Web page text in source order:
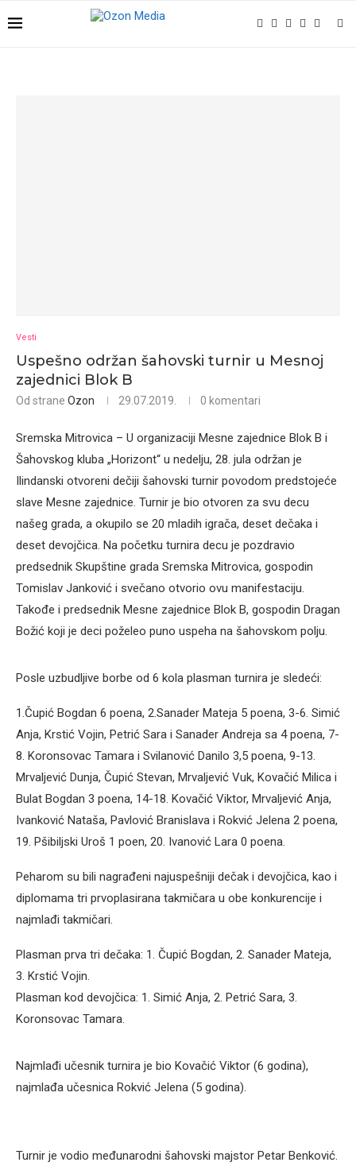
Vesti
Uspešno održan šahovski turnir u Mesnoj
zajednici Blok B
Od strane Ozon 29.07.2019. 0 komentari
Sremska Mitrovica – U organizaciji Mesne zajednice Blok B i
Šahovskog kluba „Horizont“ u nedelju, 28. jula održan je
Ilindanski otvoreni dečiji šahovski turnir povodom predstojeće
slave Mesne zajednice. Turnir je bio otvoren za svu decu
našeg grada, a okupilo se 20 mladih igrača, deset dečaka i
deset devojčica. Na početku turnira decu je pozdravio
predsednik Skupštine grada Sremska Mitrovica, gospodin
Tomislav Janković i svečano otvorio ovu manifestaciju.
Takođe i predsednik Mesne zajednice Blok B, gospodin Dragan
Božić koji je deci poželeo puno uspeha na šahovskom polju.
Posle uzbudljive borbe od 6 kola plasman turnira je sledeći:
1.Čupić Bogdan 6 poena, 2.Sanader Mateja 5 poena, 3-6. Simić
Anja, Krstić Vojin, Petrić Sara i Sanader Andreja sa 4 poena, 7-
8. Koronsovac Tamara i Svilanović Danilo 3,5 poena, 9-13.
Mrvaljević Dunja, Čupić Stevan, Mrvaljević Vuk, Kovačić Milica i
Bulat Bogdan 3 poena, 14-18. Kovačić Viktor, Mrvaljević Anja,
Ivanković Nataša, Pavlović Branislava i Rokvić Jelena 2 poena,
19. Pšibiljski Uroš 1 poen, 20. Ivanović Lara 0 poena.
Peharom su bili nagrađeni najuspešniji dečak i devojčica, kao i
diplomama tri prvoplasirana takmičara u obe konkurencije i
najmlađi takmičari.
Plasman prva tri dečaka: 1. Čupić Bogdan, 2. Sanader Mateja,
3. Krstić Vojin.
Plasman kod devojčica: 1. Simić Anja, 2. Petrić Sara, 3.
Koronsovac Tamara.
Najmlađi učesnik turnira je bio Kovačić Viktor (6 godina),
najmlađa učesnica Rokvić Jelena (5 godina).
Turnir je vodio međunarodni šahovski majstor Petar Benković.